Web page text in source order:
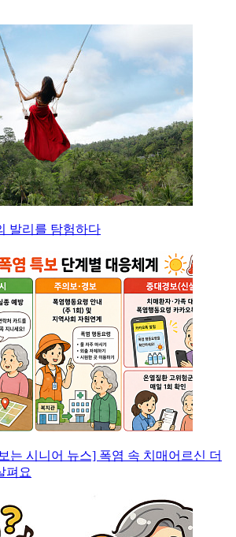
발리를 탐험하다
는 시니어 뉴스] 폭염 속 치매어르신 더
펴요